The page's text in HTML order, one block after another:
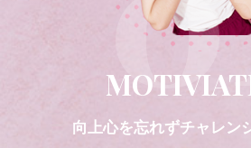
向上心を忘れずチャレン